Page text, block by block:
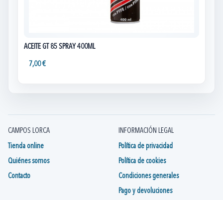
ACEITE GT 85 SPRAY 400ML
7,00 €
CAMPOS LORCA
Tienda online
Quiénes somos
Contacto
INFORMACIÓN LEGAL
Política de privacidad
Política de cookies
Condiciones generales
Pago y devoluciones